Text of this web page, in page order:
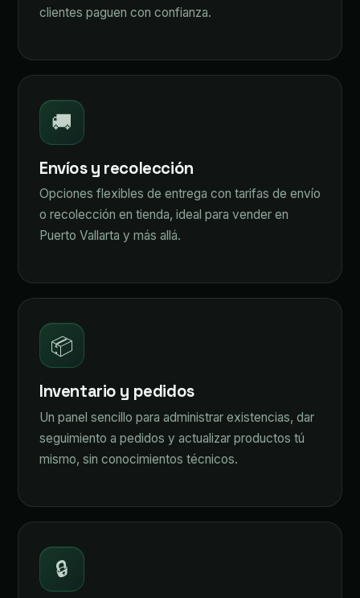
clientes paguen con confianza.
🚚
Envíos y recolección
Opciones flexibles de entrega con tarifas de envío
o recolección en tienda, ideal para vender en
Puerto Vallarta y más allá.
📦
Inventario y pedidos
Un panel sencillo para administrar existencias, dar
seguimiento a pedidos y actualizar productos tú
mismo, sin conocimientos técnicos.
🔒